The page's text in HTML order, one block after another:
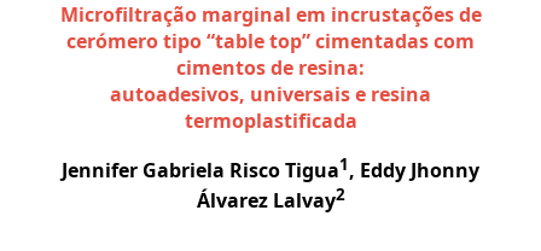
Microfiltração marginal em incrustações de
cerómero tipo “table top” cimentadas com
cimentos de resina:
autoadesivos, universais e resina
termoplastificada
Jennifer Gabriela Risco Tigua1, Eddy Jhonny
Álvarez Lalvay2